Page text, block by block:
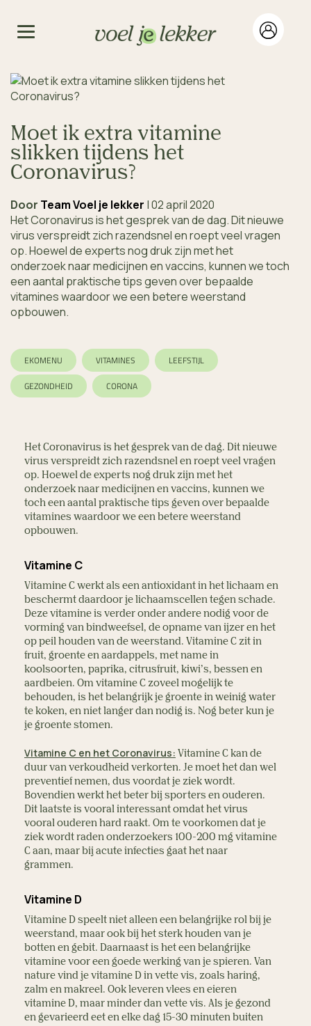
Moet ik extra vitamine
slikken tijdens het
Coronavirus?
Door Team Voel je lekker |02 april 2020
Het Coronavirus is het gesprek van de dag. Dit nieuwe
virus verspreidt zich razendsnel en roept veel vragen
op. Hoewel de experts nog druk zijn met het
onderzoek naar medicijnen en vaccins, kunnen we toch
een aantal praktische tips geven over bepaalde
vitamines waardoor we een betere weerstand
opbouwen.
EKOMENU VITAMINES
LEEFSTIJL
GEZONDHEID
CORONA
Het Coronavirus is het gesprek van de dag. Dit nieuwe
virus verspreidt zich razendsnel en roept veel vragen
op. Hoewel de experts nog druk zijn met het
onderzoek naar medicijnen en vaccins, kunnen we
toch een aantal praktische tips geven over bepaalde
vitamines waardoor we een betere weerstand
opbouwen.
Vitamine C
Vitamine C werkt als een antioxidant in het lichaam en
beschermt daardoor je lichaamscellen tegen schade.
Deze vitamine is verder onder andere nodig voor de
vorming van bindweefsel, de opname van ijzer en het
op peil houden van de weerstand. Vitamine C zit in
fruit, groente en aardappels, met name in
koolsoorten, paprika, citrusfruit, kiwi’s, bessen en
aardbeien. Om vitamine C zoveel mogelijk te
behouden, is het belangrijk je groente in weinig water
te koken, en niet langer dan nodig is. Nog beter kun je
je groente stomen.
Vitamine C en het Coronavirus: Vitamine C kan de
duur van verkoudheid verkorten. Je moet het dan wel
preventief nemen, dus voordat je ziek wordt.
Bovendien werkt het beter bij sporters en ouderen.
Dit laatste is vooral interessant omdat het virus
vooral ouderen hard raakt. Om te voorkomen dat je
ziek wordt raden onderzoekers 100-200 mg vitamine
C aan, maar bij acute infecties gaat het naar
grammen.
Vitamine D
Vitamine D speelt niet alleen een belangrijke rol bij je
weerstand, maar ook bij het sterk houden van je
botten en gebit. Daarnaast is het een belangrijke
vitamine voor een goede werking van je spieren. Van
nature vind je vitamine D in vette vis, zoals haring,
zalm en makreel. Ook leveren vlees en eieren
vitamine D, maar minder dan vette vis. Als je gezond
en gevarieerd eet en elke dag 15-30 minuten buiten